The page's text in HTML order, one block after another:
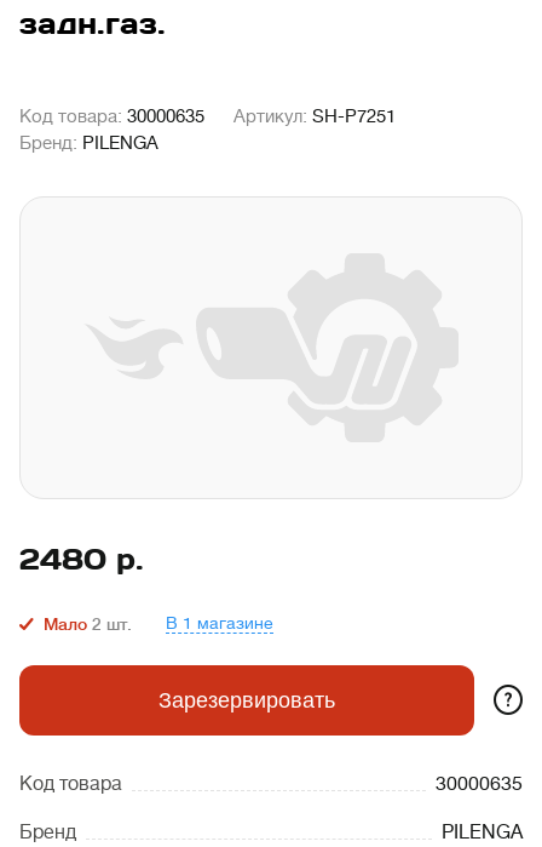
задн.газ.
Код товара: 30000635 Артикул: SH-P7251
Бренд: PILENGA
2480 р.
Мало 2 шт. В 1 магазине
Зарезервировать ?
Код товара 30000635
Бренд PILENGA